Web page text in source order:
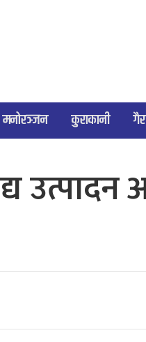
मनोरञ्जन कुराकानी
उत्पादन